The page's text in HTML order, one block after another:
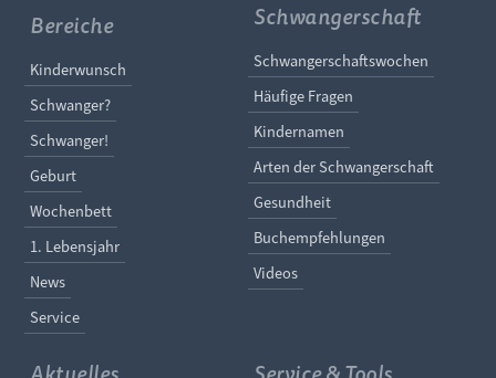
Bereiche
Navigation überspringen
Kinderwunsch
Schwanger?
Schwanger!
Geburt
Wochenbett
1. Lebensjahr
News
Service
Schwangerschaft
Navigation
Schwangerschaftswochen
Häufige Fragen
Kindernamen
Arten der Schwangerschaft
Gesundheit
Buchempfehlungen
Videos